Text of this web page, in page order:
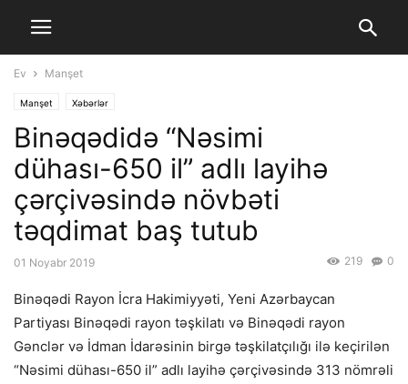
Ev Manşet
Manşet Xəbərlər
Binəqədidə “Nəsimi
dühası-650 il” adlı layihə
çərçivəsində növbəti
təqdimat baş tutub
01 Noyabr 2019 0
219
Binəqədi Rayon İcra Hakimiyyəti, Yeni Azərbaycan
Partiyası Binəqədi rayon təşkilatı və Binəqədi rayon
Gənclər və İdman İdarəsinin birgə təşkilatçılığı ilə keçirilən
“Nəsimi dühası-650 il” adlı layihə çərçivəsində 313 nömrəli